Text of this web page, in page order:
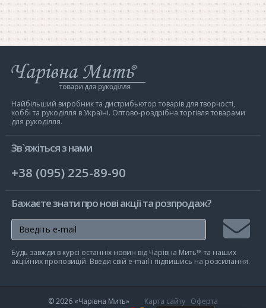
Інтернет-
магазин
Мить
Найбільший виробник та дистрибьютор товарів для творчості,
хоббі та рукоділля в Україні. Оптово-роздрібна торгівля товарами
для рукоділля.
Зв`яжіться з нами
+38 (095) 225-89-90
Бажаєте знати про нові акції та розпродаж?
на
Будь завжди в курсі останніх новин від Чарівна Мить™ та наших
акційних пропозицій. Введи свій e-mail і підпишись на розсилання.
© 2026 «Чарівна Мить» Карта сайту Оферта